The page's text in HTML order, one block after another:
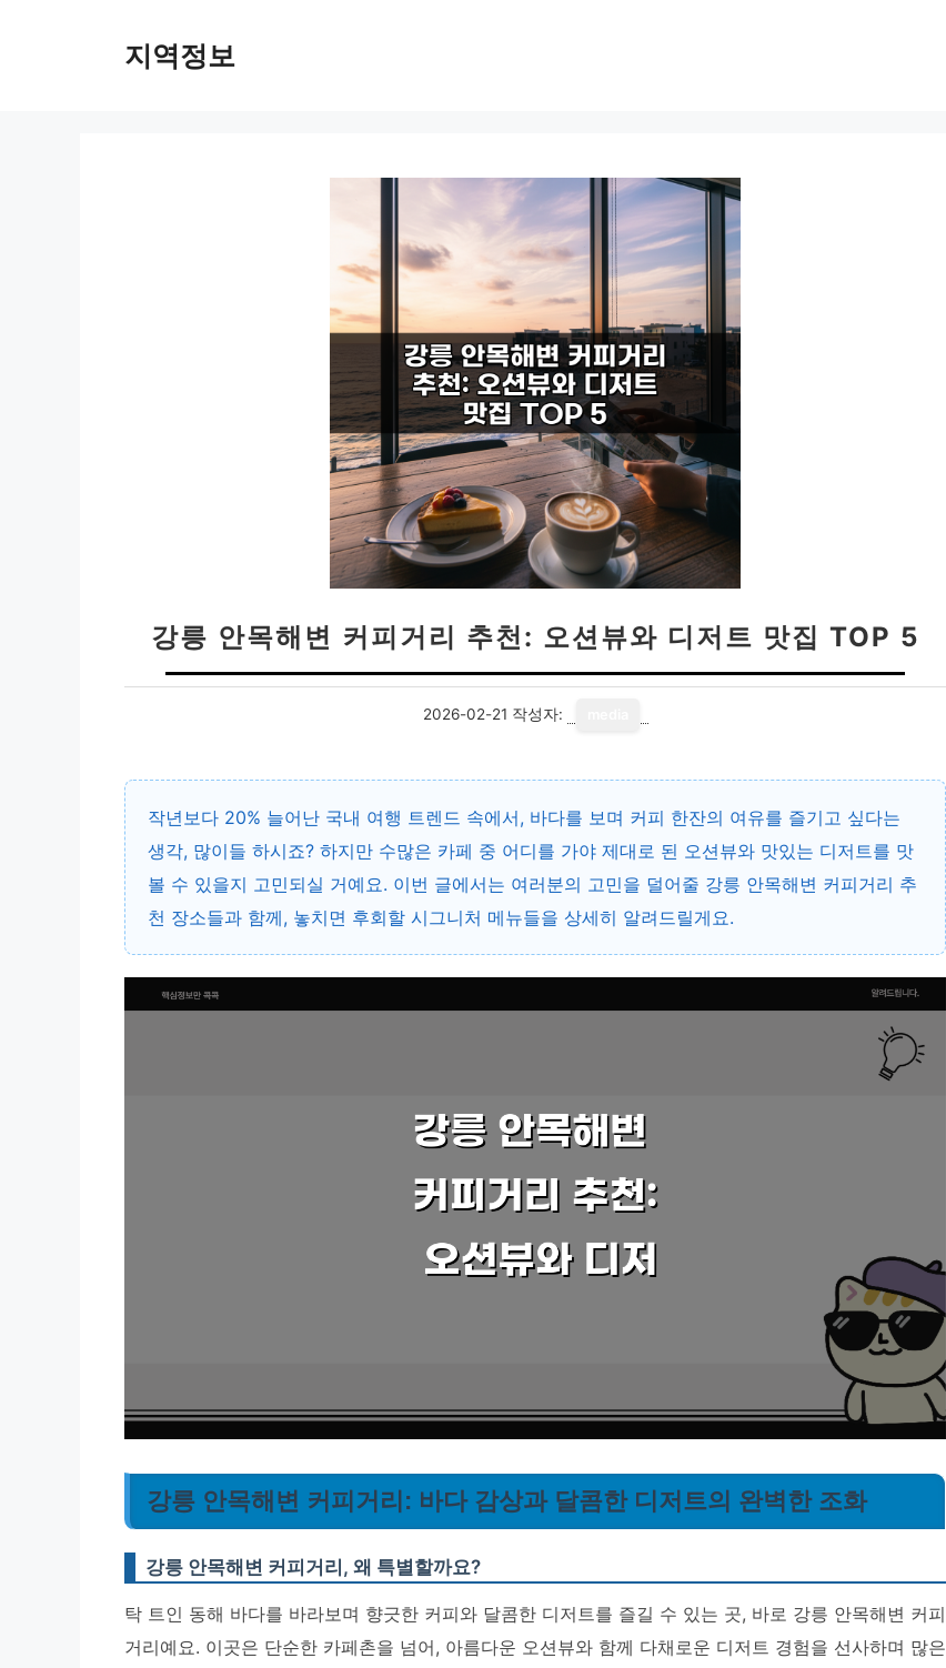
지역정보
강릉 안목해변 커피거리 추천: 오션뷰와 디저트 맛집 TOP 5
2026-02-21 작성자:
작년보다 20% 늘어난 국내 여행 트렌드 속에서, 바다를 보며 커피 한잔의 여유를 즐기고 싶다는
생각, 많이들 하시죠? 하지만 수많은 카페 중 어디를 가야 제대로 된 오션뷰와 맛있는 디저트를 맛
볼 수 있을지 고민되실 거예요. 이번 글에서는 여러분의 고민을 덜어줄 강릉 안목해변 커피거리 추
천 장소들과 함께, 놓치면 후회할 시그니처 메뉴들을 상세히 알려드릴게요.
강릉 안목해변 커피거리: 바다 감상과 달콤한 디저트의 완벽한 조화
강릉 안목해변 커피거리, 왜 특별할까요?
탁 트인 동해 바다를 바라보며 향긋한 커피와 달콤한 디저트를 즐길 수 있는 곳, 바로 강릉 안목해변 커피
거리예요. 이곳은 단순한 카페촌을 넘어, 아름다운 오션뷰와 함께 다채로운 디저트 경험을 선사하며 많은